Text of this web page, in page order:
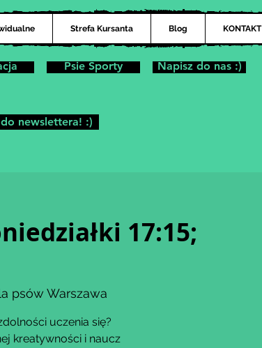
Strefa Kursanta Blog KONTAKT
Psie Sporty Napisz do nas :)
17:15;
psów Warszawa
uczenia się?
kreatywności i naucz
do newslettera! :)